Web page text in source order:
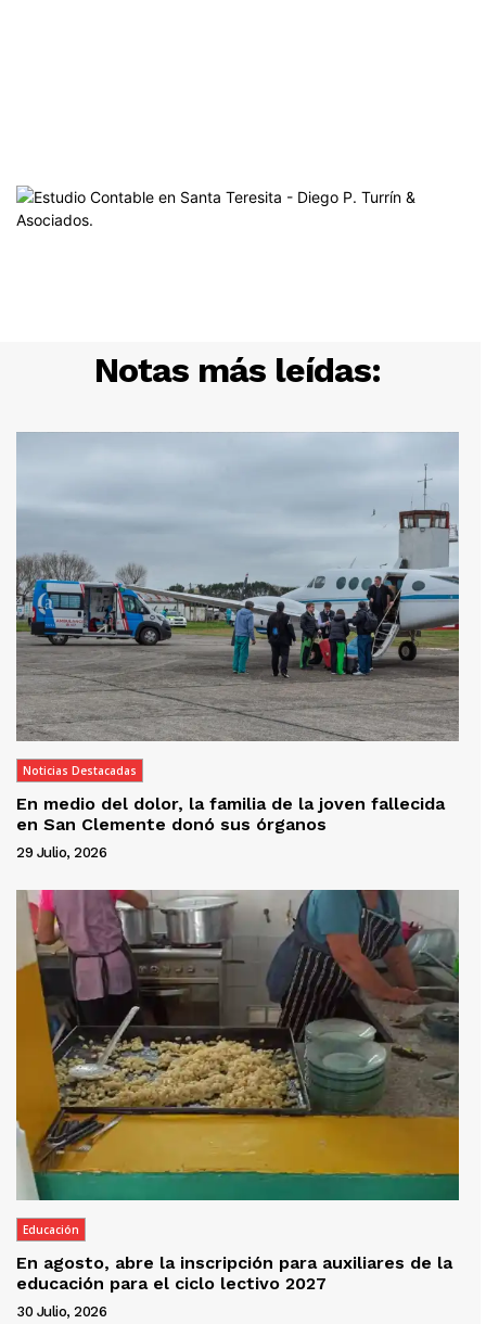
Notas más leídas:
Noticias Destacadas
En medio del dolor, la familia de la joven fallecida
en San Clemente donó sus órganos
29 Julio, 2026
Educación
En agosto, abre la inscripción para auxiliares de la
educación para el ciclo lectivo 2027
30 Julio, 2026